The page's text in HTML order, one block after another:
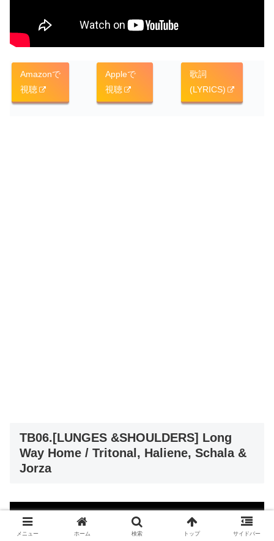
Amazonで
視聴
Appleで
視聴
歌詞
(LYRICS)
TB06.[LUNGES &SHOULDERS] Long
Way Home / Tritonal, Haliene, Schala &
Jorza
メニュー ホーム 検索 トップ サイドバー